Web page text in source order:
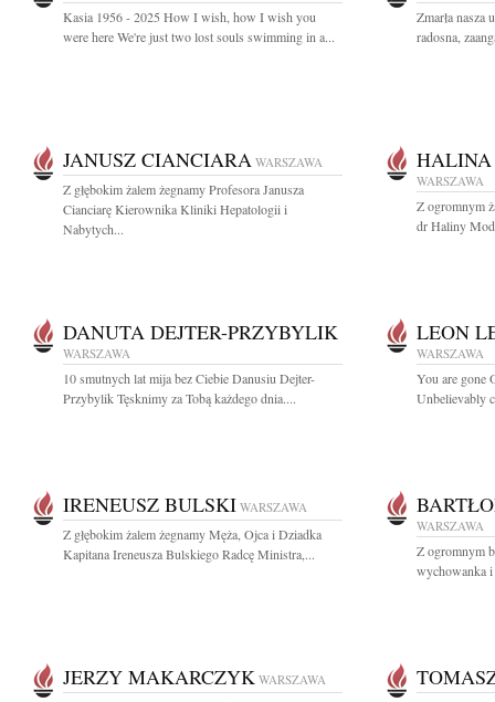
Kasia 1956 - 2025 How I wish, how I wish you
were here We're just two lost souls swimming in a...
Zmarła nasza
radosna,
JANUSZ CIANCIARA WARSZAWA
Z głębokim żalem żegnamy Profesora Janusza
Cianciarę Kierownika Kliniki Hepatologii i
Nabytych...
HALINA
WARSZAWA
Z ogromnym
dr Haliny
DANUTA DEJTER-PRZYBYLIK
WARSZAWA
10 smutnych lat mija bez Ciebie Danusiu Dejter-
Przybylik Tęsknimy za Tobą każdego dnia....
LEON
WARSZAWA
You are gone
Unbelievably
IRENEUSZ BULSKI WARSZAWA
Z głębokim żalem żegnamy Męża, Ojca i Dziadka
Kapitana Ireneusza Bulskiego Radcę Ministra,...
WARSZAWA
Z ogromnym
wychowanka
JERZY MAKARCZYK WARSZAWA